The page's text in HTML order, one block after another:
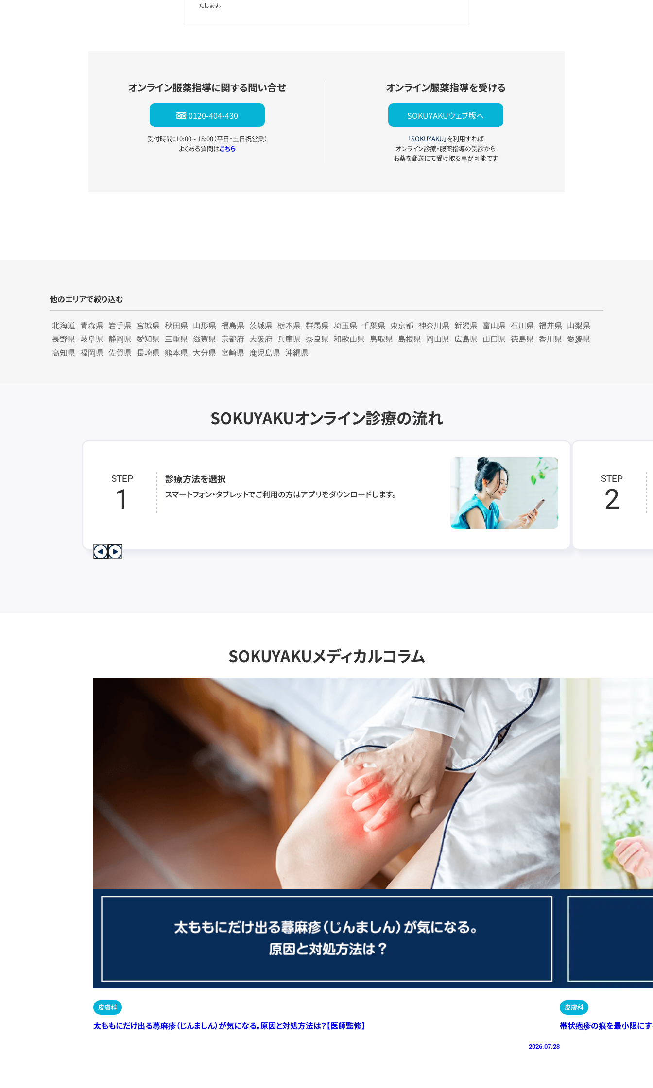
たします。
オンライン服薬指導に関する問い合せ
0120-404-430
受付時間：10:00～18:00（平日・土日祝営業）
よくある質問はこちら
オンライン服薬指導を受ける
SOKUYAKUウェブ版へ
「SOKUYAKU」を利用すれば
オンライン診療・服薬指導の受診から
お薬を郵送にて受け取る事が可能です
他のエリアで絞り込む
北海道 青森県 岩手県 宮城県 秋田県 山形県 福島県 茨城県 栃木県 群馬県 埼玉県 千葉県 東京都 神奈川県 新潟県 富山県 石川県 福井県 山梨県
長野県 岐阜県 静岡県 愛知県 三重県 滋賀県 京都府 大阪府 兵庫県 奈良県 和歌山県 鳥取県 島根県 岡山県 広島県 山口県 徳島県 香川県 愛媛県
高知県 福岡県 佐賀県 長崎県 熊本県 大分県 宮崎県 鹿児島県 沖縄県
SOKUYAKUオンライン診療の流れ
STEP
1
診療方法を選択
スマートフォン・タブレットでご利用の方はアプリをダウンロードします。
STEP
2
SOKUYAKUメディカルコラム
皮膚科
太ももにだけ出る蕁麻疹（じんましん）が気になる。原因と対処方法は？【医師監修】
2026.07.23
皮膚科
帯状疱疹の痕を最小限にす